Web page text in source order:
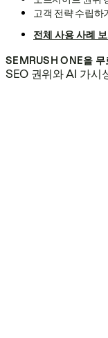
고객 전략 수립하
전체 사용 사례 보
SEMRUSH ONE을 무
SEO 권위와 AI 가시